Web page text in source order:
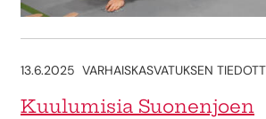
13.6.2025 VARHAISKASVATUKSEN
Kuulumisia Suonenjoen